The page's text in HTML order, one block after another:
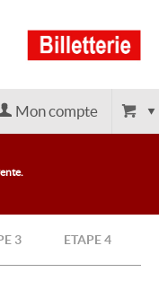
Mon compte
3 ETAPE 4